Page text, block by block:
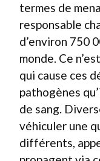
termes de
responsable
d’environ 750
monde. Ce
qui cause ces
pathogènes
de sang.
véhiculer une
différents,